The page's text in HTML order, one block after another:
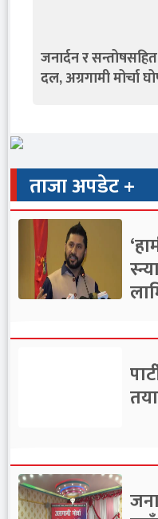
जनार्दन र
दल, अग्रगामी मोर्चा
ताजा अपडेट +